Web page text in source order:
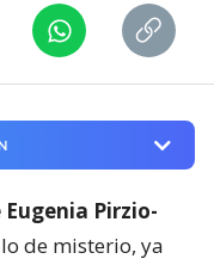
Pirzio-
de misterio, ya